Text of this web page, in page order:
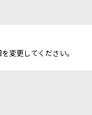
変更してください。